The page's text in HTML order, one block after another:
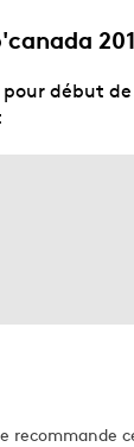
ou plus,
début
recommande